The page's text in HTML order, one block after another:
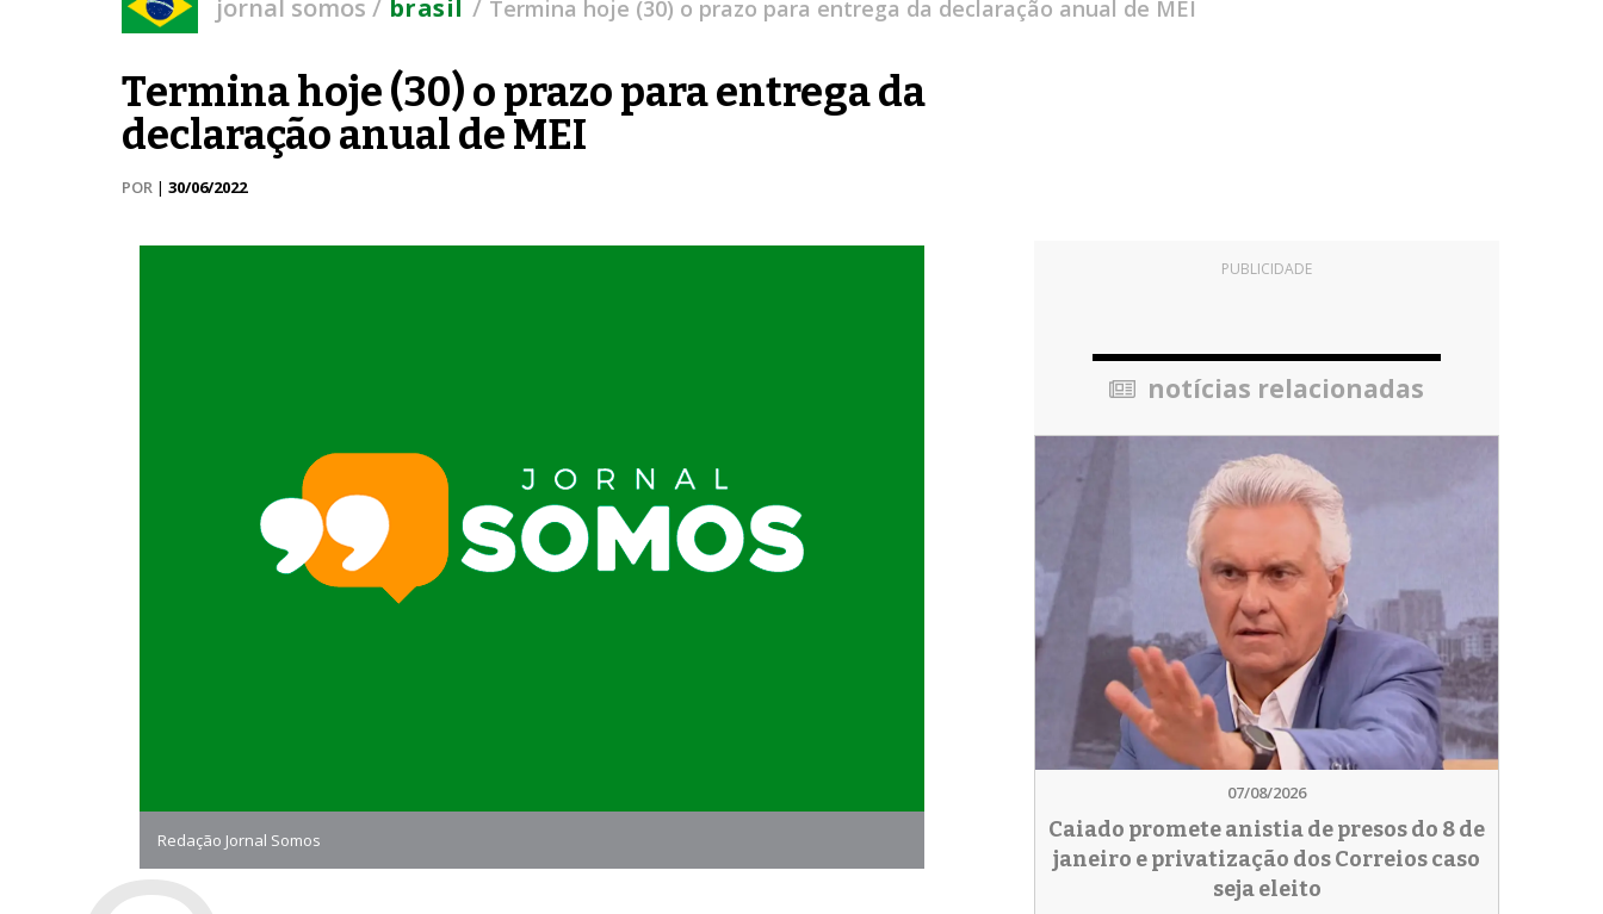
jornal somos brasil Termina hoje (30) o prazo para entrega da declaração anual de MEI
Termina hoje (30) o prazo para entrega da
declaração anual de MEI
POR | 30/06/2022
Redação Jornal Somos
PUBLICIDADE
notícias relacionadas
07/08/2026
Caiado promete anistia de presos do 8 de
janeiro e privatização dos Correios caso
seja eleito